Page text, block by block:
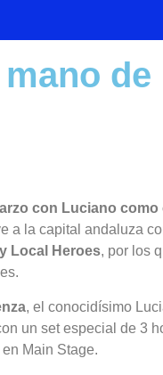
series
Del Mes
AYUDARde
con Luciano como
a la capital andaluza
Local Heroes, por los
, el conocidísimo
un set especial de 3
Main Stage.